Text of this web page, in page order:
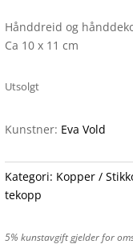
Hånddreid og
Ca 10 x 11 cm
Utsolgt
Kunstner: Eva Vold
Kategori: Kopper
tekopp
5% kunstavgift gjelder for